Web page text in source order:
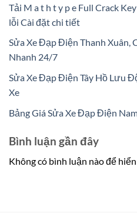
Tải M a t h t y p e Full Crack
lỗi Cài đặt chi tiết
Sửa Xe Đạp Điện Thanh Xuân,
Nhanh 24/7
Sửa Xe Đạp Điện Tây Hồ Lưu
Xe
Bảng Giá Sửa Xe Đạp Điện
Bình luận gần đây
Không có bình luận nào để